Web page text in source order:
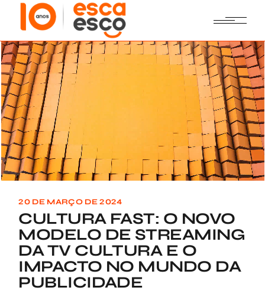
content
20 DE MARÇO DE 2024
CULTURA FAST: O NOVO
MODELO DE STREAMING
DA TV CULTURA E O
IMPACTO NO MUNDO DA
PUBLICIDADE